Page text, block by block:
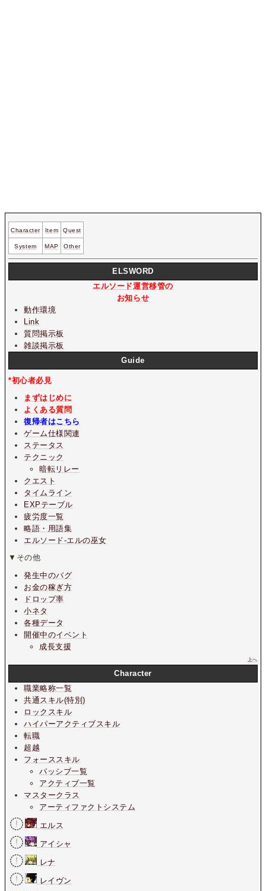
Character Item Quest
System MAP Other
ELSWORD
エルソード運営移管の
お知らせ
動作環境
Link
質問掲示板
雑談掲示板
Guide
*初心者必見
まずはじめに
よくある質問
復帰者はこちら
ゲーム仕様関連
ステータス
テクニック
暗転リレー
クエスト
タイムライン
EXPテーブル
疲労度一覧
略語・用語集
エルソード-エルの巫女
▼その他
発生中のバグ
お金の稼ぎ方
ドロップ率
小ネタ
各種データ
開催中のイベント
成長支援
上へ
Character
職業略称一覧
共通スキル(特別)
ロックスキル
ハイパーアクティブスキル
転職
超越
フォーススキル
パッシブ一覧
アクティブ一覧
マスタークラス
アーティファクトシステム
エルス
アイシャ
レナ
レイヴン